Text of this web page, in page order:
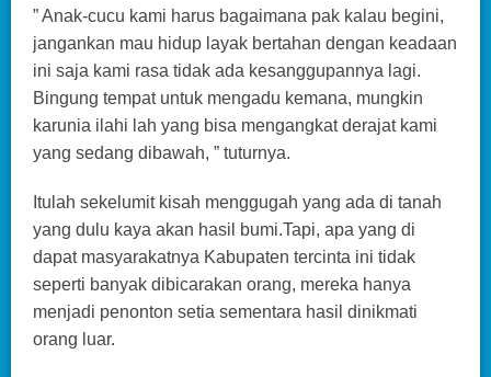
” Anak-cucu kami harus bagaimana pak kalau begini,
jangankan mau hidup layak bertahan dengan keadaan
ini saja kami rasa tidak ada kesanggupannya lagi.
Bingung tempat untuk mengadu kemana, mungkin
karunia ilahi lah yang bisa mengangkat derajat kami
yang sedang dibawah, ” tuturnya.
Itulah sekelumit kisah menggugah yang ada di tanah
yang dulu kaya akan hasil bumi.Tapi, apa yang di
dapat masyarakatnya Kabupaten tercinta ini tidak
seperti banyak dibicarakan orang, mereka hanya
menjadi penonton setia sementara hasil dinikmati
orang luar.